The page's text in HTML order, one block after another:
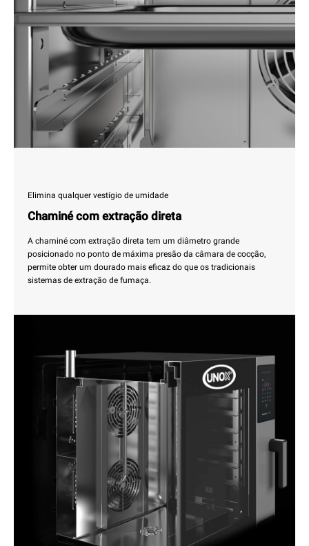
Elimina qualquer vestígio de umidade
Chaminé com extração direta
A chaminé com extração direta tem um diâmetro grande
posicionado no ponto de máxima presão da câmara de cocção,
permite obter um dourado mais eficaz do que os tradicionais
sistemas de extração de fumaça.